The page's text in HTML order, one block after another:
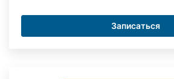
Записаться